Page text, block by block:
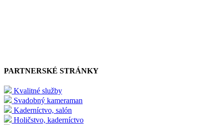
PARTNERSKÉ STRÁNKY
Kvalitné služby
Svadobný kameraman
Kaderníctvo, salón
Holičstvo, kaderníctvo